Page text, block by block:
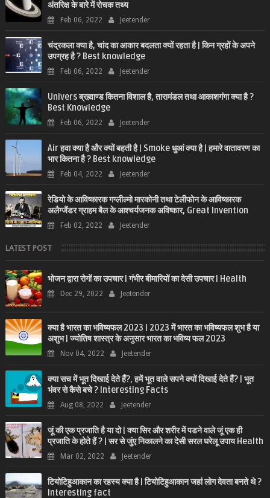
अंतरिक्ष के बारे में रोचक तथ्य
Feb 06, 2022 Jeetender
चंद्रकला क्या है, चांद का आकार बदलता क्यों रहता है | किन ग्रहों के अपने
उपग्रह है ? Best knowledge
Feb 06, 2022 Jeetender
Univers ब्रह्माण्ड कितना विशाल है, तारामंडल तथा आकाशगंगा क्या है ?
Best Knowledge
Feb 06, 2022 Jeetender
Air हवा क्या है और क्यों बहती है | Smoke धुआं क्या है | हमारे वातावरण का
भार कितना है ? Best knowledge
Feb 04, 2022 Jeetender
रेडियो के आविष्कारक गग्लील्मो मारकोनी तथा टेलीफोन के आविष्कारक
अलैग्जैंडर ग्राहम बैल के आश्चर्यजनक अविष्कार, Great Invention
Feb 02, 2022 Jeetender
LATEST POST
भोजन द्वारा रोगों का उपचार | गंभीर बीमारियों का देसी उपचार | Health
Dec 29, 2022 Jeetender
क्या है भारत का भविष्यफल 2023 | 2023 में भारत का भविष्यफल शुभ है या
अशुभ | ज्योतिष शास्त्र के अनुसार भारत का भविष्य फल 2023
Nov 04, 2022 Jeetender
क्या सच में भूत दिखाई देते हैं?, हमें भूत वाले सपने क्यों दिखाई देते हैं? | भूत
भंवर से कैसे बचे ? Interesting Facts
Aug 08, 2022 Jeetender
जूं की एक प्रजाति है या दो | क्या सिर और शरीर में पडने वाले जूं एक ही
प्रजाति के होते हैं ? | सर से जुंए निकालने का देसी सरल घरेलू उपाय Health
Mar 02, 2022 Jeetender
टियोटिहुआकान का रहस्य क्या है | टियोटिहुआकान जहां लोग देवता बनते थे ?
Interesting fact